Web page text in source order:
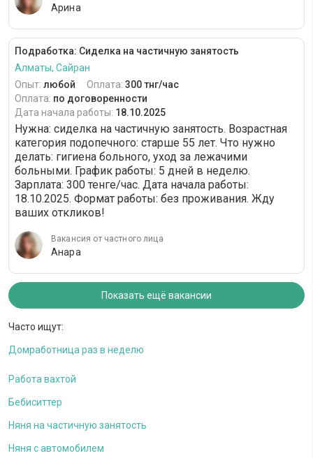
Арина
Подработка: Сиделка на частичную занятость
Алматы, Сайран
Опыт: любой Оплата: 300 тнг/час
Оплата: по договоренности
Дата начала работы: 18.10.2025
Нужна: сиделка на частичную занятость. Возрастная
категория подопечного: cтарше 55 лет. Что нужно
делать: гигиена больного, уход за лежачими
больными. График работы: 5 дней в неделю.
Зарплата: 300 тенге/час. Дата начала работы:
18.10.2025. Формат работы: без проживания. Жду
ваших откликов!
Вакансия от частного лица
Анара
Показать ещё вакансии
Часто ищут:
Домработница раз в неделю
Работа вахтой
Бебиситтер
Няня на частичную занятость
Няня с автомобилем